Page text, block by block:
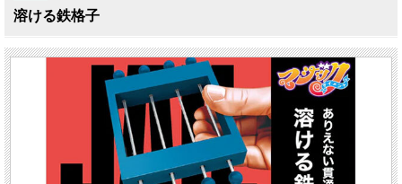
溶ける鉄格子